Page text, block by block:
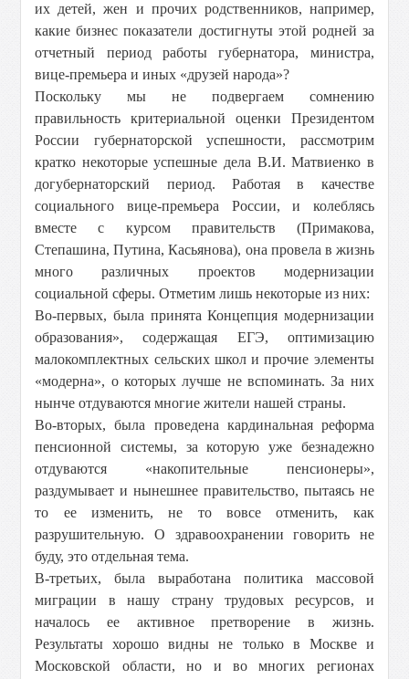
их детей, жен и прочих родственников, например,
какие бизнес показатели достигнуты этой родней за
отчетный период работы губернатора, министра,
вице-премьера и иных «друзей народа»?
Поскольку мы не подвергаем сомнению
правильность критериальной оценки Президентом
России губернаторской успешности, рассмотрим
кратко некоторые успешные дела В.И. Матвиенко в
догубернаторский период. Работая в качестве
социального вице-премьера России, и колеблясь
вместе с курсом правительств (Примакова,
Степашина, Путина, Касьянова), она провела в жизнь
много различных проектов модернизации
социальной сферы. Отметим лишь некоторые из них:
Во-первых, была принята Концепция модернизации
образования», содержащая ЕГЭ, оптимизацию
малокомплектных сельских школ и прочие элементы
«модерна», о которых лучше не вспоминать. За них
нынче отдуваются многие жители нашей страны.
Во-вторых, была проведена кардинальная реформа
пенсионной системы, за которую уже безнадежно
отдуваются «накопительные пенсионеры»,
раздумывает и нынешнее правительство, пытаясь не
то ее изменить, не то вовсе отменить, как
разрушительную. О здравоохранении говорить не
буду, это отдельная тема.
В-третьих, была выработана политика массовой
миграции в нашу страну трудовых ресурсов, и
началось ее активное претворение в жизнь.
Результаты хорошо видны не только в Москве и
Московской области, но и во многих регионах